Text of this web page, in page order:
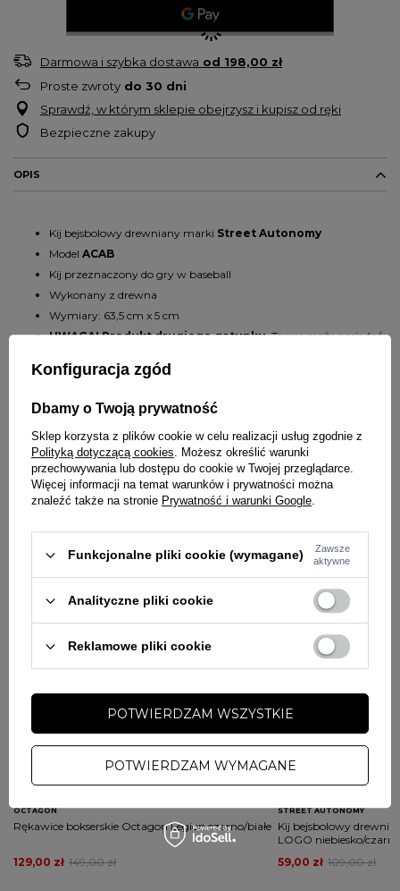
Darmowa i szybka dostawa od 198,00 zł
Proste zwroty do 30 dni
Sprawdź, w którym sklepie obejrzysz i kupisz od ręki
Bezpieczne zakupy
OPIS
Kij bejsbolowy drewniany marki Street Autonomy
Model ACAB
Kij przeznaczony do gry w baseball
Wykonany z drewna
Wymiary: 63,5 cm x 5 cm
UWAGA! Produkt drugiego gatunku.Towar może posiadać
wpływają na użytkowanie.
SZCZEGÓŁY PRODUKTU
Marka STREET AUTONOMY
Symbol 29827
pomarańczowy
Potwierdź obecność oznaczeń lub etykiet
PYTANIA O PRODUKT
ZADAJ PYTANIE
WYBRANE DLA CIEBIE
PROMOCJA
OCTAGON
Rękawice bokserskie Octagon Legion czarno/białe
149,00 zł
129,00 zł
PROMOCJA
PRZECENA
STREET AUTONOMY
Kij bejsbolowy
LOGO niebiesko/
109,00 zł
59,00 zł
Konfiguracja zgód
Dbamy o Twoją prywatność
Sklep korzysta z plików cookie w celu realizacji usług zgodnie z
Polityką dotyczącą cookies. Możesz określić warunki
przechowywania lub dostępu do cookie w Twojej przeglądarce.
Więcej informacji na temat warunków i prywatności można
znaleźć także na stronie Prywatność i warunki Google.
Funkcjonalne pliki cookie (wymagane)
Zawsze
aktywne
Analityczne pliki cookie
Reklamowe pliki cookie
POTWIERDZAM WYMAGANE
POTWIERDZAM WSZYSTKIE